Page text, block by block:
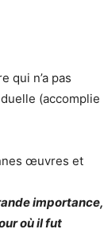
qui n’a pas
(accomplie
œuvres et
importance,
où il fut